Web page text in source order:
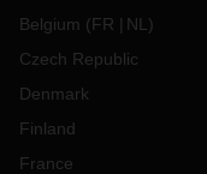
Belgium (FR NL )
Czech Republic
Denmark
Finland
France